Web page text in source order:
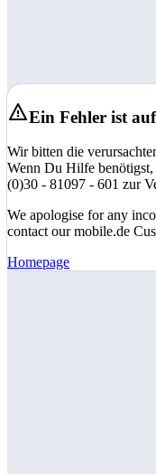
Ein Fehler ist
Wir bitten die
Wenn Du Hilfe
(0)30 - 81097 - 601 zur
We apologise for any
contact our mobile.de
Homepage